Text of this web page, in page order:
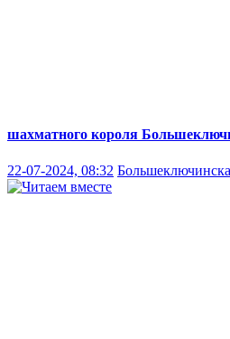
шахматного короля
22-07-2024, 08:32